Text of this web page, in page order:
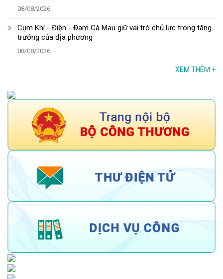
08/08/2026
Cụm Khí - Điện - Đạm Cà Mau giữ vai trò chủ lực trong tăng
trưởng của địa phương
08/08/2026
XEM THÊM +